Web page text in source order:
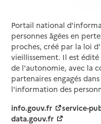
Portail national
personnes âgées en
proches, créé par la loi
vieillissement. Il est
de l'autonomie, avec la
partenaires engagés
l'information des
info.gouv.fr
service-
data.gouv.fr